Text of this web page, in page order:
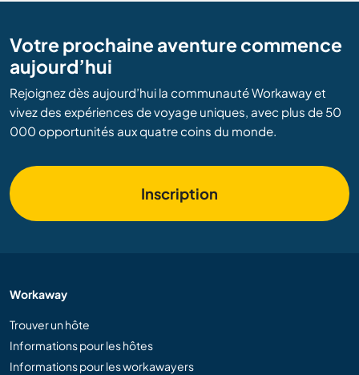
Votre prochaine aventure commence
aujourd’hui
Rejoignez dès aujourd’hui la communauté Workaway et
vivez des expériences de voyage uniques, avec plus de 50
000 opportunités aux quatre coins du monde.
Inscription
Workaway
Trouver un hôte
Informations pour les hôtes
Informations pour les workawayers